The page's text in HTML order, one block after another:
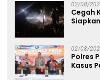
02/08/
Cegah
02/08/
Polres
Kasus